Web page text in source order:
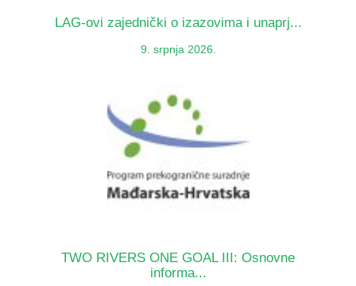
LAG-ovi zajednički o izazovima i unaprj...
9. srpnja 2026.
TWO RIVERS ONE GOAL III: Osnovne
informa...